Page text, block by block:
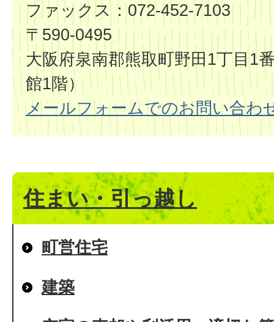
ファックス：072-452-7103
〒590-0495
大阪府泉南郡熊取町野田1丁目1
館1階）
メールフォームでのお問い合わ
住まい・引っ越し
町営住宅
建築